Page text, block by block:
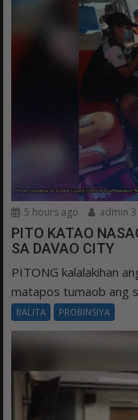
5 hours ago admin 3
PITO KATAO
SA DAVAO CITY
PITONG kalalakihan
matapos tumaob ang
BALITA PROBINSIYA